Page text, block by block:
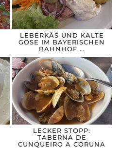
LEBERKÄS UND KALTE
GOSE IM BAYERISCHEN
BAHNHOF …
LECKER STOPP:
TABERNA DE
CUNQUEIRO A CORUNA